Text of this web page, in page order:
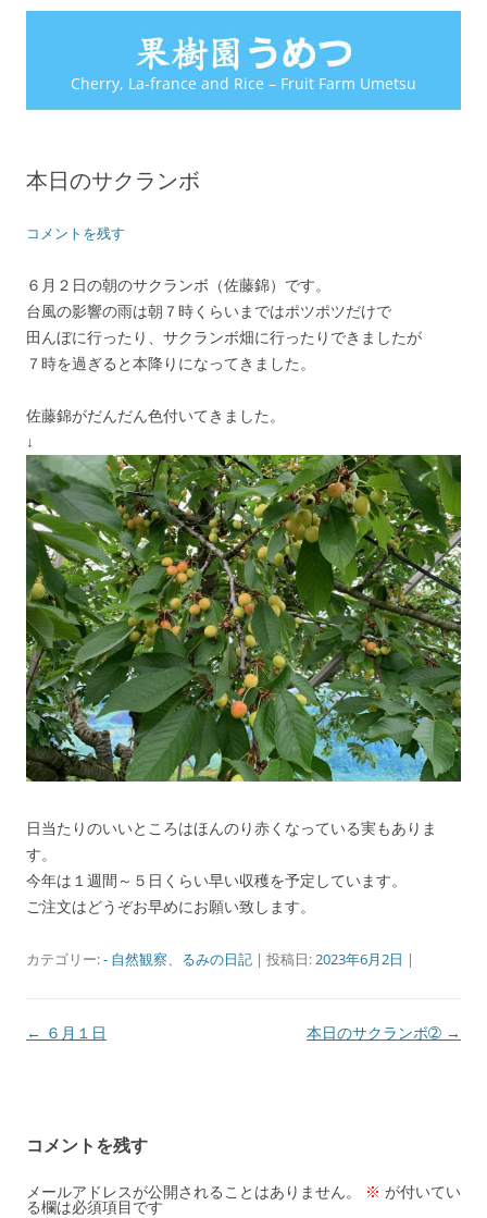
Cherry, La-france and Rice – Fruit Farm Umetsu
本日のサクランボ
コメントを残す
６月２日の朝のサクランボ（佐藤錦）です。
台風の影響の雨は朝７時くらいまではポツポツだけで
田んぼに行ったり、サクランボ畑に行ったりできましたが
７時を過ぎると本降りになってきました。
佐藤錦がだんだん色付いてきました。
↓
日当たりのいいところはほんのり赤くなっている実もありま
す。
今年は１週間～５日くらい早い収穫を予定しています。
ご注文はどうぞお早めにお願い致します。
カテゴリー:- 自然観察、 るみの日記 | 投稿日:2023年6月2日 |
投稿ナビゲーション
← ６月１日 本日のサクランボ➁ →
コメントを残す
メールアドレスが公開されることはありません。 ※ が付いてい
る欄は必須項目です